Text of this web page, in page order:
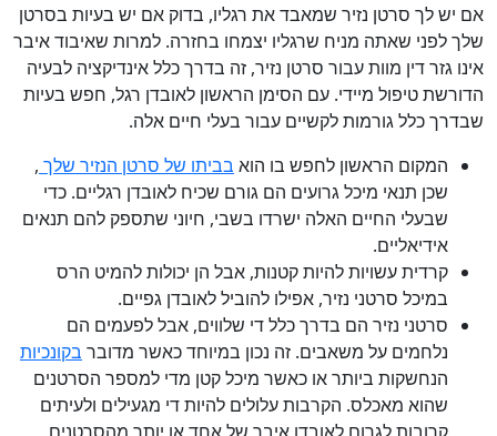
אם יש לך סרטן נזיר שמאבד את רגליו, בדוק אם יש בעיות בסרטן
שלך לפני שאתה מניח שרגליו יצמחו בחזרה. למרות שאיבוד איבר
אינו גזר דין מוות עבור סרטן נזיר, זה בדרך כלל אינדיקציה לבעיה
הדורשת טיפול מיידי. עם הסימן הראשון לאובדן רגל, חפש בעיות
שבדרך כלל גורמות לקשיים עבור בעלי חיים אלה.
המקום הראשון לחפש בו הוא בביתו של סרטן הנזיר שלך ,
שכן תנאי מיכל גרועים הם גורם שכיח לאובדן רגליים. כדי
שבעלי החיים האלה ישרדו בשבי, חיוני שתספק להם תנאים
אידיאליים.
קרדית עשויות להיות קטנות, אבל הן יכולות להמיט הרס
במיכל סרטני נזיר, אפילו להוביל לאובדן גפיים.
סרטני נזיר הם בדרך כלל די שלווים, אבל לפעמים הם
נלחמים על משאבים. זה נכון במיוחד כאשר מדובר בקונכיות
הנחשקות ביותר או כאשר מיכל קטן מדי למספר הסרטנים
שהוא מאכלס. הקרבות עלולים להיות די מגעילים ולעיתים
קרובות לגרום לאובדן איבר של אחד או יותר מהסרטנים